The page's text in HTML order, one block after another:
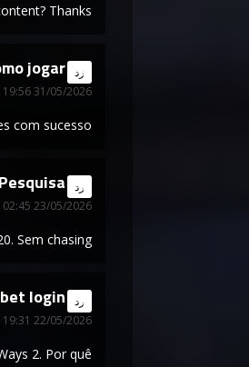
Thanks!
jogar
says:
31/05/2026 at 19:56
رد
com sucesso.
says:
23/05/2026 at 02:45
رد
Sem chasing.
login
says:
22/05/2026 at 19:31
رد
2. Por quê.